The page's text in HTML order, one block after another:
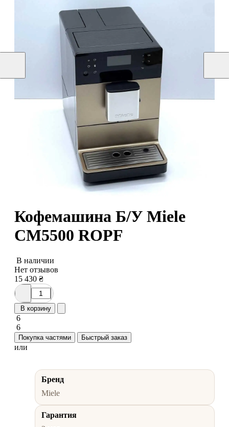
Кофемашина Б/У Miele
CM5500 ROPF
В наличии
Нет отзывов
15 430 ₴
В корзину
6
6
Покупка частями Быстрый заказ
или
Бренд
Miele
Гарантия